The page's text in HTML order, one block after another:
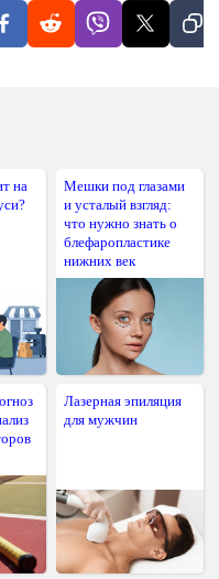
на
Мешки под глазами
и усталый взгляд:
что нужно знать о
блефаропластике
нижних век
Лазерная эпиляция
для мужчин